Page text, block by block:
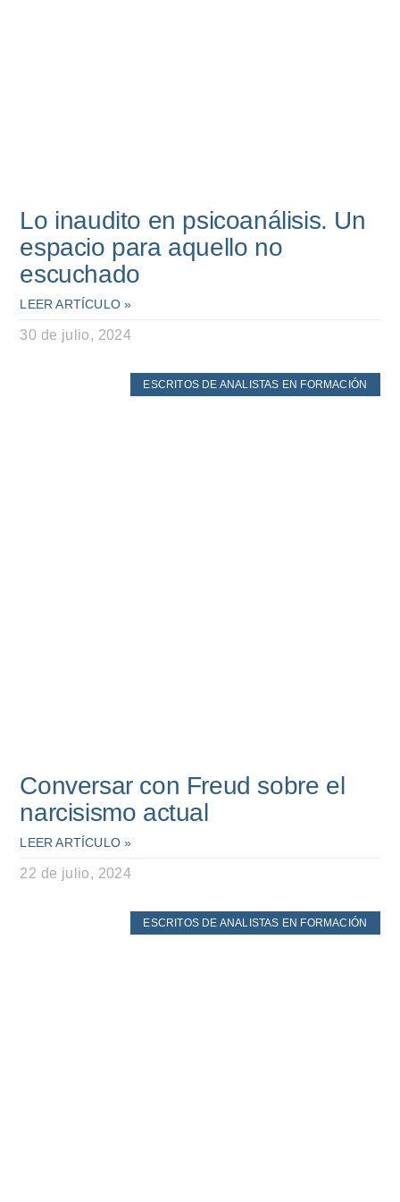
Lo inaudito en psicoanálisis. Un
espacio para aquello no
escuchado
LEER ARTÍCULO »
30 de julio, 2024
ESCRITOS DE ANALISTAS EN FORMACIÓN
Conversar con Freud sobre el
narcisismo actual
LEER ARTÍCULO »
22 de julio, 2024
ESCRITOS DE ANALISTAS EN FORMACIÓN